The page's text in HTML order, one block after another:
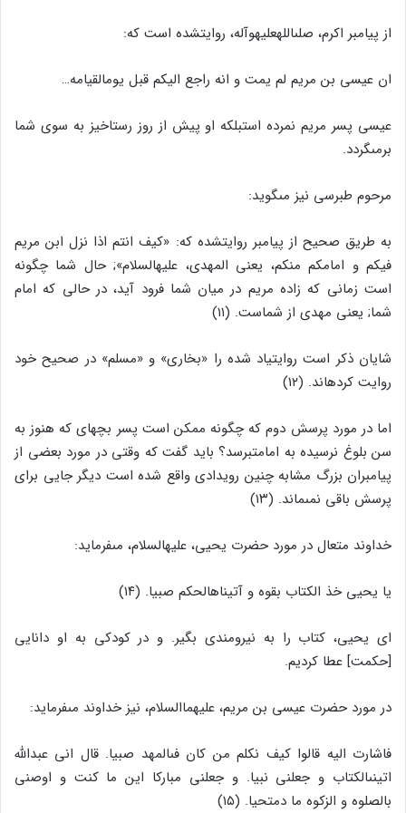
از پیامبر اکرم، صلى‏الله‏علیه‏وآله، روایت‏شده است که:
ان عیسى بن مریم لم یمت و انه راجع الیکم قبل یوم‏القیامه…
عیسى پسر مریم نمرده است‏بلکه او پیش از روز رستاخیز به سوى شما
برمى‏گردد.
مرحوم طبرسى نیز مى‏گوید:
به طریق صحیح از پیامبر روایت‏شده که: «کیف انتم اذا نزل ابن مریم
فیکم و امامکم منکم، یعنى المهدى، علیه‏السلام‏»; حال شما چگونه
است زمانى که زاده مریم در میان شما فرود آید، در حالى که امام
شما; یعنى مهدى از شماست. (۱۱)
شایان ذکر است روایت‏یاد شده را «بخارى‏» و «مسلم‏» در صحیح خود
روایت کرده‏اند. (۱۲)
اما در مورد پرسش دوم که چگونه ممکن است پسر بچه‏اى که هنوز به
سن بلوغ نرسیده به امامت‏برسد؟ باید گفت که وقتى در مورد بعضى از
پیامبران بزرگ مشابه چنین رویدادى واقع شده است دیگر جایى براى
پرسش باقى نمى‏ماند. (۱۳)
خداوند متعال در مورد حضرت یحیى، علیه‏السلام، مى‏فرماید:
یا یحیى خذ الکتاب بقوه و آتیناه‏الحکم صبیا. (۱۴)
اى یحیى، کتاب را به نیرومندى بگیر. و در کودکى به او دانایى
[حکمت] عطا کردیم.
در مورد حضرت عیسى بن مریم، علیهماالسلام، نیز خداوند مى‏فرماید:
فاشارت الیه قالوا کیف نکلم من کان فى‏المهد صبیا. قال انى عبدالله
اتینى‏الکتاب و جعلنى نبیا. و جعلنى مبارکا این ما کنت و اوصنى
بالصلوه و الزکوه ما دمت‏حیا. (۱۵)